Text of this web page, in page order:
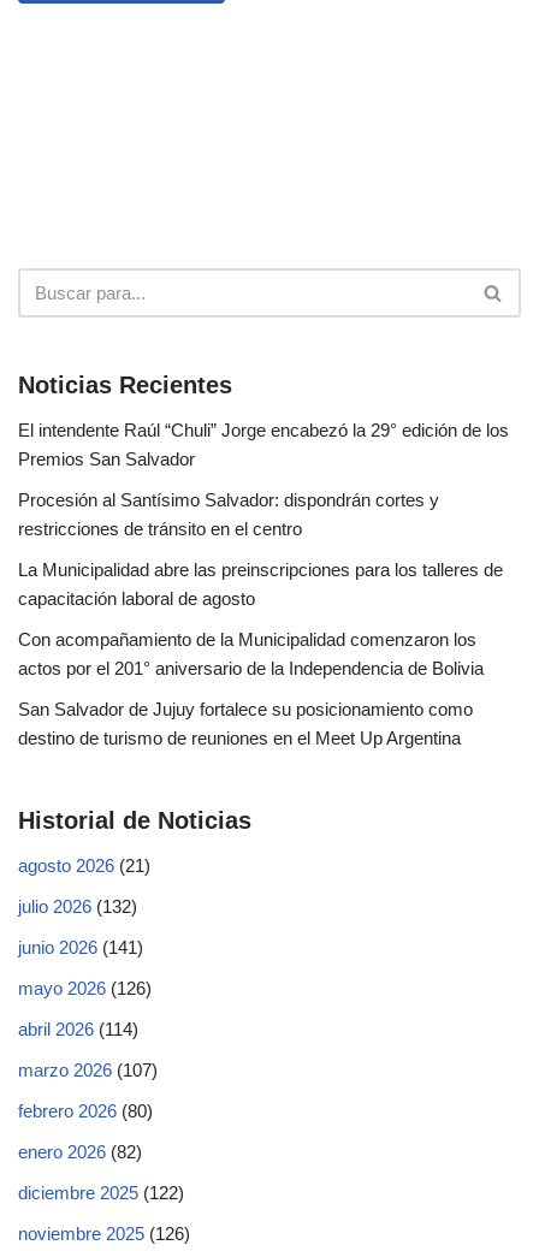
Noticias Recientes
El intendente Raúl “Chuli” Jorge encabezó la 29° edición de los
Premios San Salvador
Procesión al Santísimo Salvador: dispondrán cortes y
restricciones de tránsito en el centro
La Municipalidad abre las preinscripciones para los talleres de
capacitación laboral de agosto
Con acompañamiento de la Municipalidad comenzaron los
actos por el 201° aniversario de la Independencia de Bolivia
San Salvador de Jujuy fortalece su posicionamiento como
destino de turismo de reuniones en el Meet Up Argentina
Historial de Noticias
agosto 2026 (21)
julio 2026 (132)
junio 2026 (141)
mayo 2026 (126)
abril 2026 (114)
marzo 2026 (107)
febrero 2026 (80)
enero 2026 (82)
diciembre 2025 (122)
noviembre 2025 (126)